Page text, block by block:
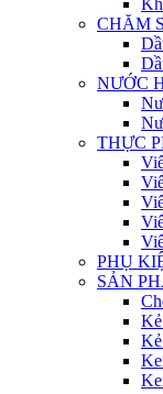
CHĂM
NƯỚC
THỰC
PHỤ
SẢN